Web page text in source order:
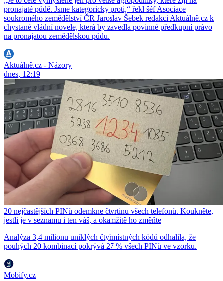
pronajaté půdě. Jsme kategoricky proti,“ řekl šéf Asociace
soukromého zemědělství ČR Jaroslav Šebek redakci Aktuálně.cz k
chystané vládní novele, která by zavedla povinné předkupní právo
na pronajatou zemědělskou půdu.
Aktuálně.cz - Názory
dnes, 12:19
20 nejčastějších PINů odemkne čtvrtinu všech telefonů. Koukněte,
jestli je v seznamu i ten váš, a okamžitě ho změňte
Analýza 3,4 milionu uniklých čtyřmístných kódů odhalila, že
pouhých 20 kombinací pokrývá 27 % všech PINů ve vzorku.
Mobify.cz